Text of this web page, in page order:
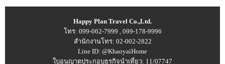
Happy Plan Travel Co.,Ltd.
โทร: 099-062-7999 , 099-178-9996
สำนักงานโทร: 02-002-2822
Line ID: @KhaoyaiHome
ใบอนุญาตประกอบธุรกิจนำเที่ยว: 11/07747